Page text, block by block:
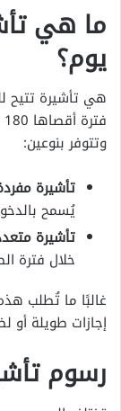
يوم؟
هي تأشيرة تتيح
وتتوفر بنوعين:
تأشيرة
يُسمح
تأشيرة
خلال فترة
غالبًا ما تُطلب
إجازات طويلة أو
رسوم